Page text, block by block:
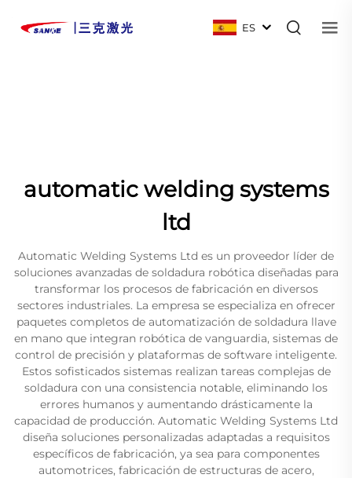
ES
automatic welding systems
ltd
Automatic Welding Systems Ltd es un proveedor líder de
soluciones avanzadas de soldadura robótica diseñadas para
transformar los procesos de fabricación en diversos
sectores industriales. La empresa se especializa en ofrecer
paquetes completos de automatización de soldadura llave
en mano que integran robótica de vanguardia, sistemas de
control de precisión y plataformas de software inteligente.
Estos sofisticados sistemas realizan tareas complejas de
soldadura con una consistencia notable, eliminando los
errores humanos y aumentando drásticamente la
capacidad de producción. Automatic Welding Systems Ltd
diseña soluciones personalizadas adaptadas a requisitos
específicos de fabricación, ya sea para componentes
automotrices, fabricación de estructuras de acero,